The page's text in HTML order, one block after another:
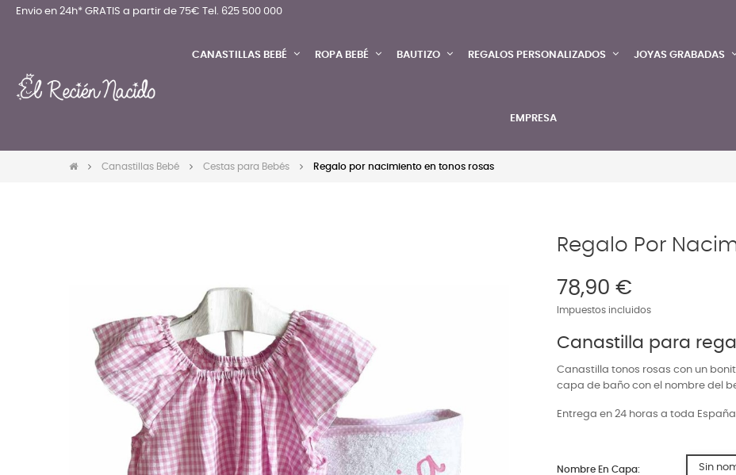
Envio en 24h* GRATIS a partir de 75€ Tel. 625 500 000
CANASTILLAS BEBÉ ROPA BEBÉ BAUTIZO REGALOS PERSONALIZADOS JOYAS GRABADAS
EMPRESA
Canastillas Bebé Cestas para Bebés Regalo por nacimiento en tonos rosas
Regalo Por
78,90 €
Impuestos incluidos
Canastilla para
Canastilla tonos rosas con un
capa de baño con el nombre del
Entrega en 24 horas a toda
Nombre En Capa: Sin